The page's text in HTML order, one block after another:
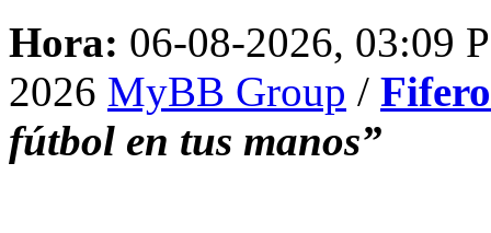
Hora: 06-08-2026, 03:09
2026 MyBB Group /
fútbol en tus manos”